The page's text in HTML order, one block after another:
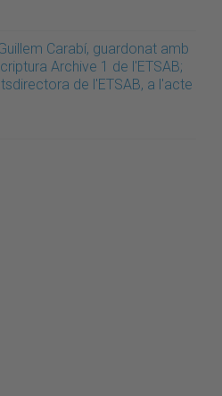
Carabí, guardonat amb
Archive 1 de l'ETSAB;
de l'ETSAB, a l'acte